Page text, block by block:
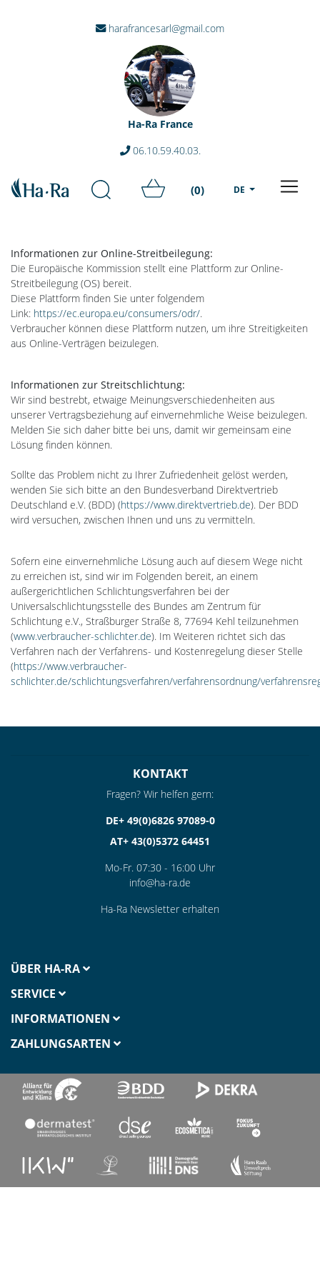
harafrancesarl@gmail.com
Ha-Ra France
06.10.59.40.03.
(0) DE
Informationen zur Online-Streitbeilegung:
Die Europäische Kommission stellt eine Plattform zur Online-
Streitbeilegung (OS) bereit.
Diese Plattform finden Sie unter folgendem
Link: https://ec.europa.eu/consumers/odr/.
Verbraucher können diese Plattform nutzen, um ihre Streitigkeiten
aus Online-Verträgen beizulegen.
Informationen zur Streitschlichtung:
Wir sind bestrebt, etwaige Meinungsverschiedenheiten aus
unserer Vertragsbeziehung auf einvernehmliche Weise beizulegen.
Melden Sie sich daher bitte bei uns, damit wir gemeinsam eine
Lösung finden können.
Sollte das Problem nicht zu Ihrer Zufriedenheit gelöst werden,
wenden Sie sich bitte an den Bundesverband Direktvertrieb
Deutschland e.V. (BDD) (https://www.direktvertrieb.de). Der BDD
wird versuchen, zwischen Ihnen und uns zu vermitteln.
Sofern eine einvernehmliche Lösung auch auf diesem Wege nicht
zu erreichen ist, sind wir im Folgenden bereit, an einem
außergerichtlichen Schlichtungsverfahren bei der
Universalschlichtungsstelle des Bundes am Zentrum für
Schlichtung e.V., Straßburger Straße 8, 77694 Kehl teilzunehmen
(www.verbraucher-schlichter.de). Im Weiteren richtet sich das
Verfahren nach der Verfahrens- und Kostenregelung dieser Stelle
(https://www.verbraucher-
schlichter.de/schlichtungsverfahren/verfahrensordnung/
KONTAKT
Fragen? Wir helfen gern:
DE+ 49(0)6826 97089-0
AT+ 43(0)5372 64451
Mo-Fr. 07:30 - 16:00 Uhr
info@ha-ra.de
Ha-Ra Newsletter erhalten
ÜBER HA-RA
SERVICE
INFORMATIONEN
ZAHLUNGSARTEN